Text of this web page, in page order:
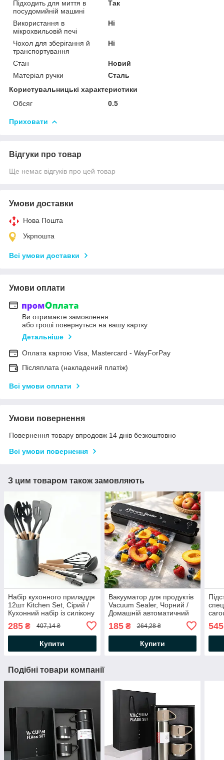
Підходить для миття в
посудомийній машині
Так
Використання в
мікрохвильовій печі
Ні
Чохол для зберігання й
транспортування
Ні
Стан
Новий
Матеріал ручки
Сталь
Користувальницькі характеристики
Обсяг
0.5
Приховати
Відгуки про товар
Ще немає відгуків про цей товар
Умови доставки
Нова Пошта
Укрпошта
Всі умови доставки
Умови оплати
Ви отримаєте замовлення
або гроші повернуться на вашу картку
Детальніше
Оплата картою Visa, Mastercard - WayForPay
Післяплата (накладений платіж)
Всі умови оплати
Умови повернення
Повернення товару впродовж 14 днів безкоштовно
Всі умови повернення
З цим товаром також замовляють
Набір кухонного приладдя
12шт Kitchen Set, Сірий /
Кухонний набір із силікону
285 ₴ 407,14 ₴
Купити
Вакууматор для продуктів
Vacuum Sealer, Чорний /
Домашній автоматичний
185₴ 264,28 ₴
Купити
545
Подібні товари компанії